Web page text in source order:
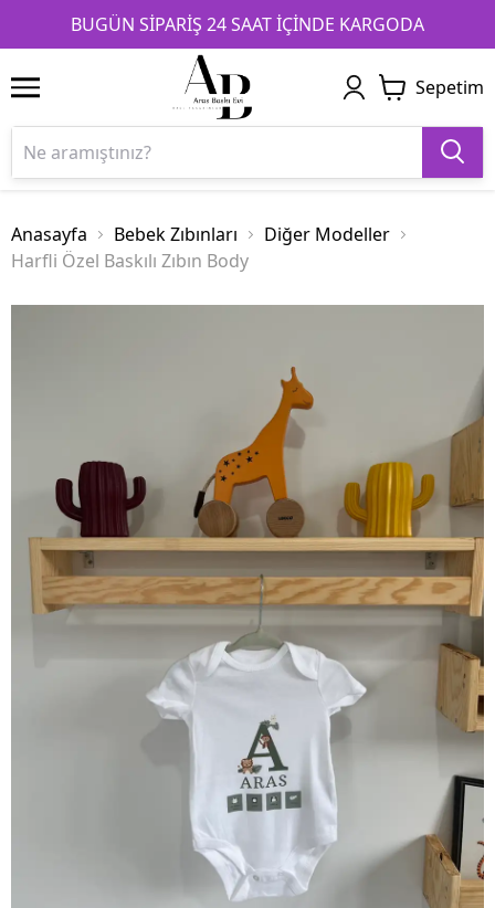
BUGÜN SİPARİŞ 24 SAAT İÇİNDE KARGODA
1 2 3
Sepetim
Anasayfa Bebek Zıbınları
Diğer Modeller
Harfli Özel Baskılı Zıbın Body